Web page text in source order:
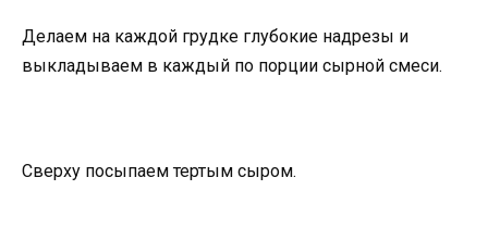
Делаем на каждой грудке глубокие надрезы и
выкладываем в каждый по порции сырной смеси.
Сверху посыпаем тертым сыром.